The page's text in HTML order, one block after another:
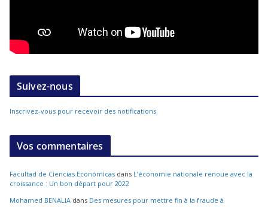
Suivez-nous
Inscrivez-vous pour recevoir des notifications
Vos commentaires
Facultad de Ciencias Económicas dans L’économie nationale renoue avec la
croissance : Un bon départ pour 2022
Mohamed BENALIA dans Des mesures pour mettre fin à la fraude à